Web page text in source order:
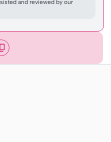
and reviewed by our